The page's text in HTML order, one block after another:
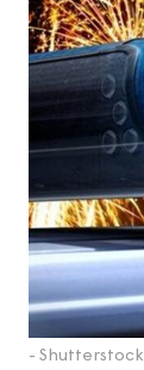
- Shutterstock